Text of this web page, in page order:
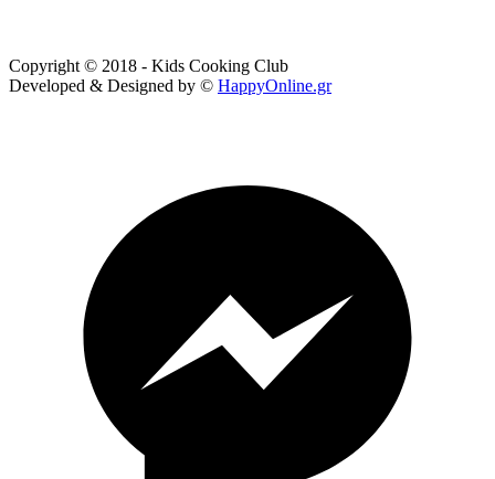
Copyright © 2018 - Kids Cooking Club
Developed & Designed by © HappyOnline.gr